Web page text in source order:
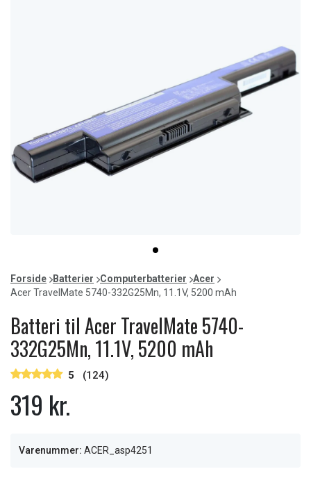
item
0
of
1
Forside Batterier Computerbatterier
Acer
Acer TravelMate 5740-332G25Mn, 11.1V, 5200 mAh
Batteri til Acer TravelMate 5740-
332G25Mn, 11.1V, 5200 mAh
5 (124)
319 kr.
Varenummer: ACER_asp4251